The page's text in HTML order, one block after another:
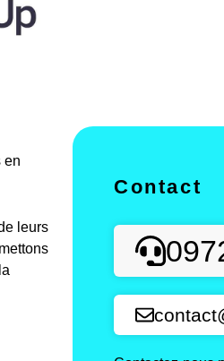
en
leurs
Contact